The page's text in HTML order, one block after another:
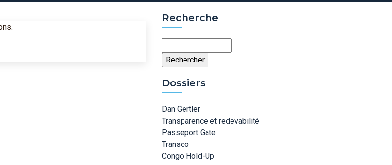
Recherche
Dossiers
Dan Gertler
Transparence et redevabilité
Passeport Gate
Transco
Congo Hold-Up